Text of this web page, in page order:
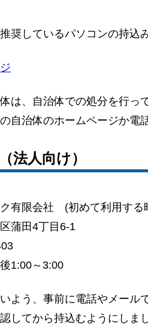
奨しているパソコンの持込
は、自治体での処分を行っ
自治体のホームページか電
法人向け）
有限会社 (初めて利用する
蒲田4丁目6-1
1:00～3:00
よう、事前に電話やメー
してから持込むようにしま